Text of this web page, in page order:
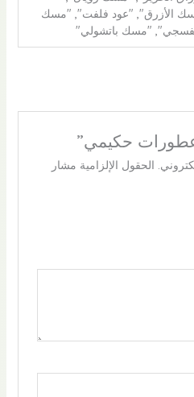
الأزرق", "عود فلفت", "مسك
"مسك باتشولي"
حكيمي”
الحقول الإلزامية مشار